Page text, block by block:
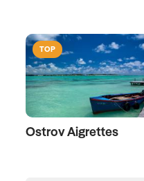
TOP
Ostrov Aigrettes